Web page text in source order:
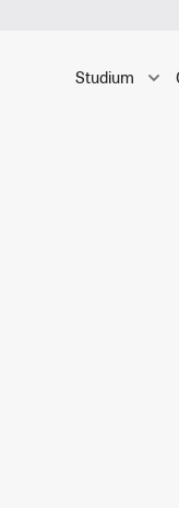
Studium